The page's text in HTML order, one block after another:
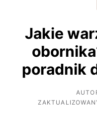
Jakie
poradnik